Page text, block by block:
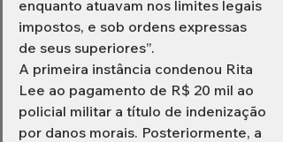
enquanto atuavam nos limites legais
impostos, e sob ordens expressas
de seus superiores”.
A primeira instância condenou Rita
Lee ao pagamento de R$ 20 mil ao
policial militar a título de indenização
por danos morais. Posteriormente, a